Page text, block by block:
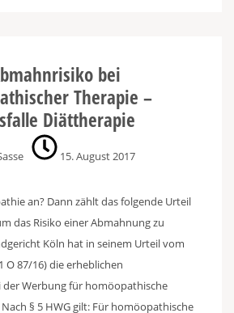
bei
Therapie –
Diättherapie
15. August 2017
an? Dann zählt das folgende Urteil
das Risiko einer Abmahnung zu
Köln hat in seinem Urteil vom
O 87/16) die erheblichen
der Werbung für homöopathische
§ 5 HWG gilt: Für homöopathische